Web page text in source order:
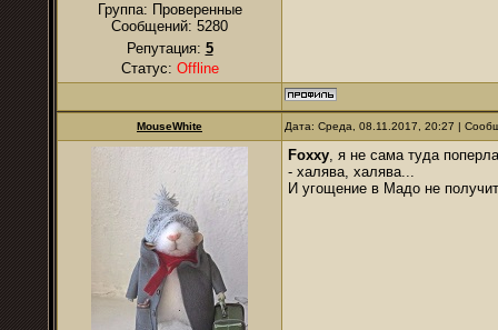
Группа: Проверенные
Сообщений: 5280
Репутация: 5
Статус: Offline
MouseWhite Дата: Среда, 08.11.2017, 20:27 |
Foxxy, я не сама туда
- халява, халява...
И угощение в Мадо не